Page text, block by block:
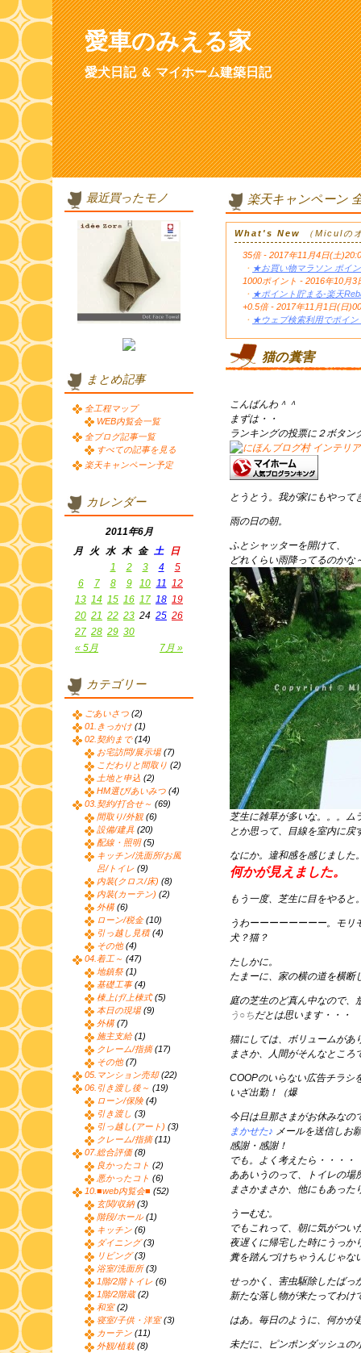
愛車のみえる家
愛犬日記 ＆ マイホーム建築日記
楽天キャンペーン
What's New （Miculの
35倍 - 2017年11月4日(土
・ ★お買い物マラソン ポイ
1000ポイント - 2016年10月
・ ★ポイント貯まる-楽天
+0.5倍 - 2017年11月1日(日
・ ★ウェブ検索利用でポイン
猫の糞害
こんばんわ＾＾
まずは・・
ランキングの投票に２ボタン
とうとう。我が家にもやって
雨の日の朝。
ふとシャッターを開けて、
どれくらい雨降ってるのかな
芝生に雑草が多いな。。。ム
とか思って、目線を室内に戻
なにか。違和感を感じました
何かが見えました。
もう一度、芝生に目をやると
うわーーーーーーーー。モリ
犬？猫？
たしかに。
たまーに、家の横の道を横断
庭の芝生のど真ん中なので、
う○ちだとは思います・・・
猫にしては、ボリュームがあ
まさか、人間がそんなところ
COOPのいらない広告チラシ
いざ出勤！（爆
今日は旦那さまがお休みなの
まかせた♪ メールを送信しお
感謝・感謝！
でも。よく考えたら・・・・
ああいうのって、トイレの場
まさかまさか、他にもあった
うーむむ。
でもこれって、朝に気がつい
夜遅くに帰宅した時にうっか
糞を踏んづけちゃうんじゃな
せっかく、害虫駆除したばっ
新たな落し物が来たってわけ
はあ。毎日のように、何かが
未だに、ピンポンダッシュの
最近買ったモノ
まとめ記事
全工程マップ
WEB内覧会一覧
全ブログ記事一覧
すべての記事を見る
楽天キャンペーン予定
カレンダー
2011年6月
月
火 水 木 金 土 日
« 5月 7月 »
1 2 3 4
5
6
7 8 9 10 11 12
13 14 15 16 17 18 19
20 21 22 23 24 25 26
27 28 29 30
カテゴリー
ごあいさつ (2)
01.きっかけ (1)
02.契約まで(14)
お宅訪問/展示場(7)
こだわりと間取り (2)
土地と申込 (2)
HM選び/あいみつ (4)
03.契約/打合せ～ (69)
間取り/外観 (6)
設備/建具 (20)
配線・照明(5)
キッチン/洗面所/お風
呂/トイレ (9)
内装(クロス/床) (8)
内装(カーテン) (2)
外構(6)
ローン/税金(10)
引っ越し見積(4)
その他 (4)
04.着工～ (47)
地鎮祭 (1)
基礎工事(4)
棟上げ/上棟式(5)
本日の現場(9)
外構(7)
施主支給(1)
クレーム/指摘(17)
その他 (7)
05.マンション売却(22)
06.引き渡し後～ (19)
ローン/保険(4)
引き渡し (3)
引っ越し(アート) (3)
クレーム/指摘(11)
07.総合評価(8)
良かったコト (2)
悪かったコト (6)
10.■web内覧会■ (52)
玄関/収納(3)
階段/ホール(1)
キッチン (6)
ダイニング(3)
リビング(3)
浴室/洗面所(3)
1階/2階トイレ (6)
1階/2階蔵(2)
和室(2)
寝室/子供・洋室(3)
カーテン (11)
外観/植栽(8)